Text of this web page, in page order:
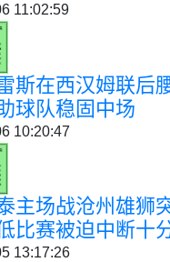
11:02:59
斯在西汉姆联后
球队稳固中场
10:20:47
主场战沧州雄狮
比赛被迫中断十
13:17:26